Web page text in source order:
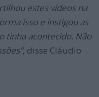
estes vídeos na
isso e instigou as
tinha acontecido. Não
, disse Cláudio